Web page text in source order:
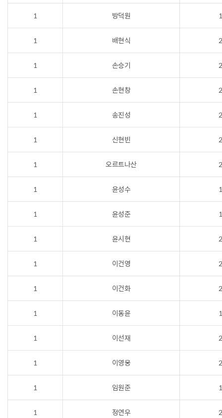
1 방덕원
1 배현식
1 손승기
1 손현창
1 송진성
1 신현빈
1 오르트나산
1 윤성수
1 윤성준
1 윤시현
1 이건영
1 이건화
1 이동윤
1 이선재
1 이영웅
1 임원준
1 정연우